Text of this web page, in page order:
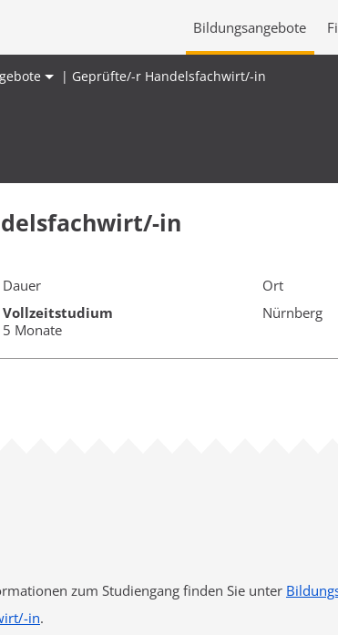
Bildungsangebote
Geprüfte/-r Handelsfachwirt/-in
in
Dauer Ort
Vollzeitstudium
5 Monate
Nürnberg
zum Studiengang finden Sie unter
in.